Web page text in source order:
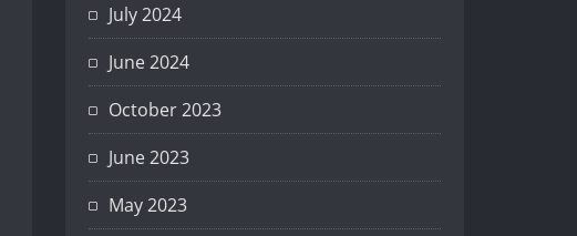
July 2024
June 2024
October 2023
June 2023
May 2023